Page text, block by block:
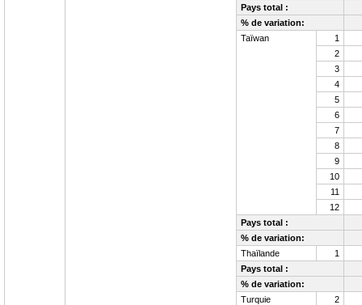
Pays total :
% de variation:
Taïwan
1
2
3
4
5
6
7
8
9
10
11
12
Pays total :
% de variation:
Thaïlande
1
Pays total :
% de variation:
Turquie
2